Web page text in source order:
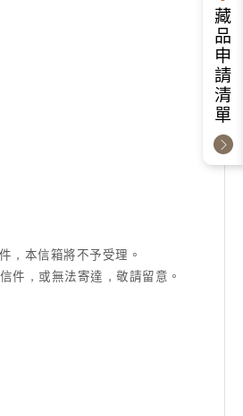
，本信箱將不予受理。
件，或無法寄達，敬請留意。
藏品申請清單